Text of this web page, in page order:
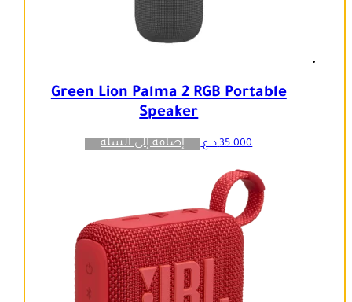
Green Lion Palma 2 RGB Portable
Speaker
35.000 د.ع إضافة إلى السلة